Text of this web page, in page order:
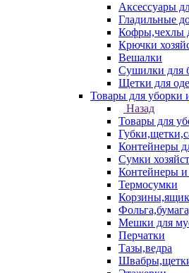
Аксессуары
Гладильные
Кофры,чехлы
Крючки
Вешалки
Сушилки для
Щетки для
Товары для уборки
Назад
Товары для
Контейнеры
Сумки
Контейнеры и
Термосумки
Мешки для
Перчатки
Тазы,ведра